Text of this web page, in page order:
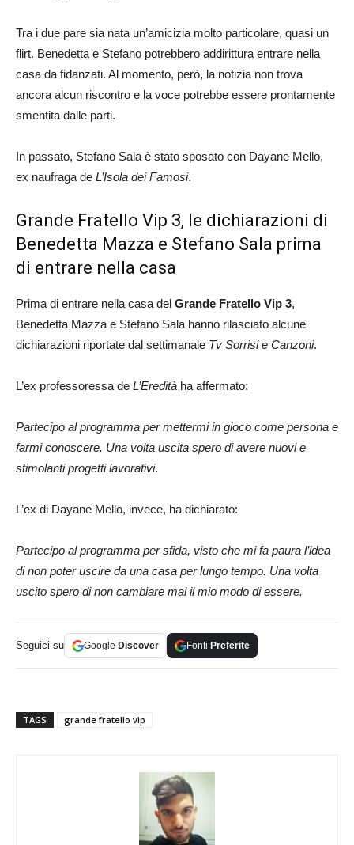
Tra i due pare sia nata un’amicizia molto particolare, quasi un
flirt. Benedetta e Stefano potrebbero addirittura entrare nella
casa da fidanzati. Al momento, però, la notizia non trova
ancora alcun riscontro e la voce potrebbe essere prontamente
smentita dalle parti.
In passato, Stefano Sala è stato sposato con Dayane Mello,
ex naufraga de L’Isola dei Famosi.
Grande Fratello Vip 3, le dichiarazioni di
Benedetta Mazza e Stefano Sala prima
di entrare nella casa
Prima di entrare nella casa del Grande Fratello Vip 3,
Benedetta Mazza e Stefano Sala hanno rilasciato alcune
dichiarazioni riportate dal settimanale Tv Sorrisi e Canzoni.
L’ex professoressa de L’Eredità ha affermato:
Partecipo al programma per mettermi in gioco come persona e
farmi conoscere. Una volta uscita spero di avere nuovi e
stimolanti progetti lavorativi.
L’ex di Dayane Mello, invece, ha dichiarato:
Partecipo al programma per sfida, visto che mi fa paura l’idea
di non poter uscire da una casa per lungo tempo. Una volta
uscito spero di non cambiare mai il mio modo di essere.
Seguici su Google Discover Fonti Preferite
TAGS grande fratello vip